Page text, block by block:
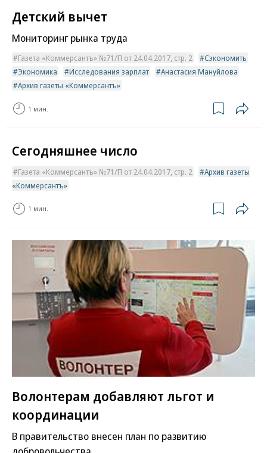
Детский вычет
Мониторинг рынка труда
Газета «Коммерсантъ» №71/П от 24.04.2017, стр. 2
Сэкономить
Экономика
Исследования зарплат
Анастасия Мануйлова
Архив газеты «Коммерсантъ»
1 мин.
Сегодняшнее число
Газета «Коммерсантъ» №71/П от 24.04.2017, стр. 2
Архив газеты
«Коммерсантъ»
1 мин.
Волонтерам добавляют льгот и
координации
В правительство внесен план по развитию